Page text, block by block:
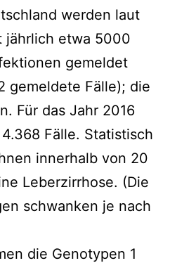
werden laut
jährlich etwa 5000
gemeldet
gemeldete Fälle); die
Für das Jahr 2016
Fälle. Statistisch
innerhalb von 20
Leberzirrhose. (Die
schwanken je nach
die Genotypen 1